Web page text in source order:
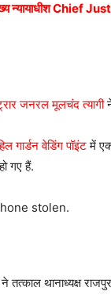
न्यायाधीश Chief
जनरल मूलचंद त्यागी
गार्डन वेडिंग पॉइंटमें
गए हैं.
stolen.
तत्काल थानाध्यक्ष